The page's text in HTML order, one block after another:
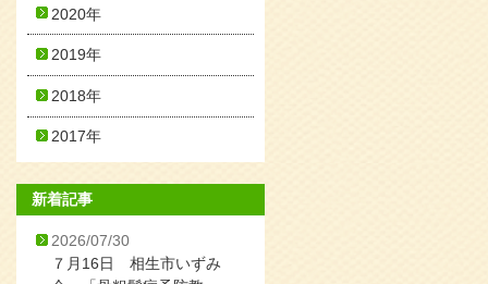
2020年
2019年
2018年
2017年
新着記事
2026/07/30
７月16日 相生市いずみ